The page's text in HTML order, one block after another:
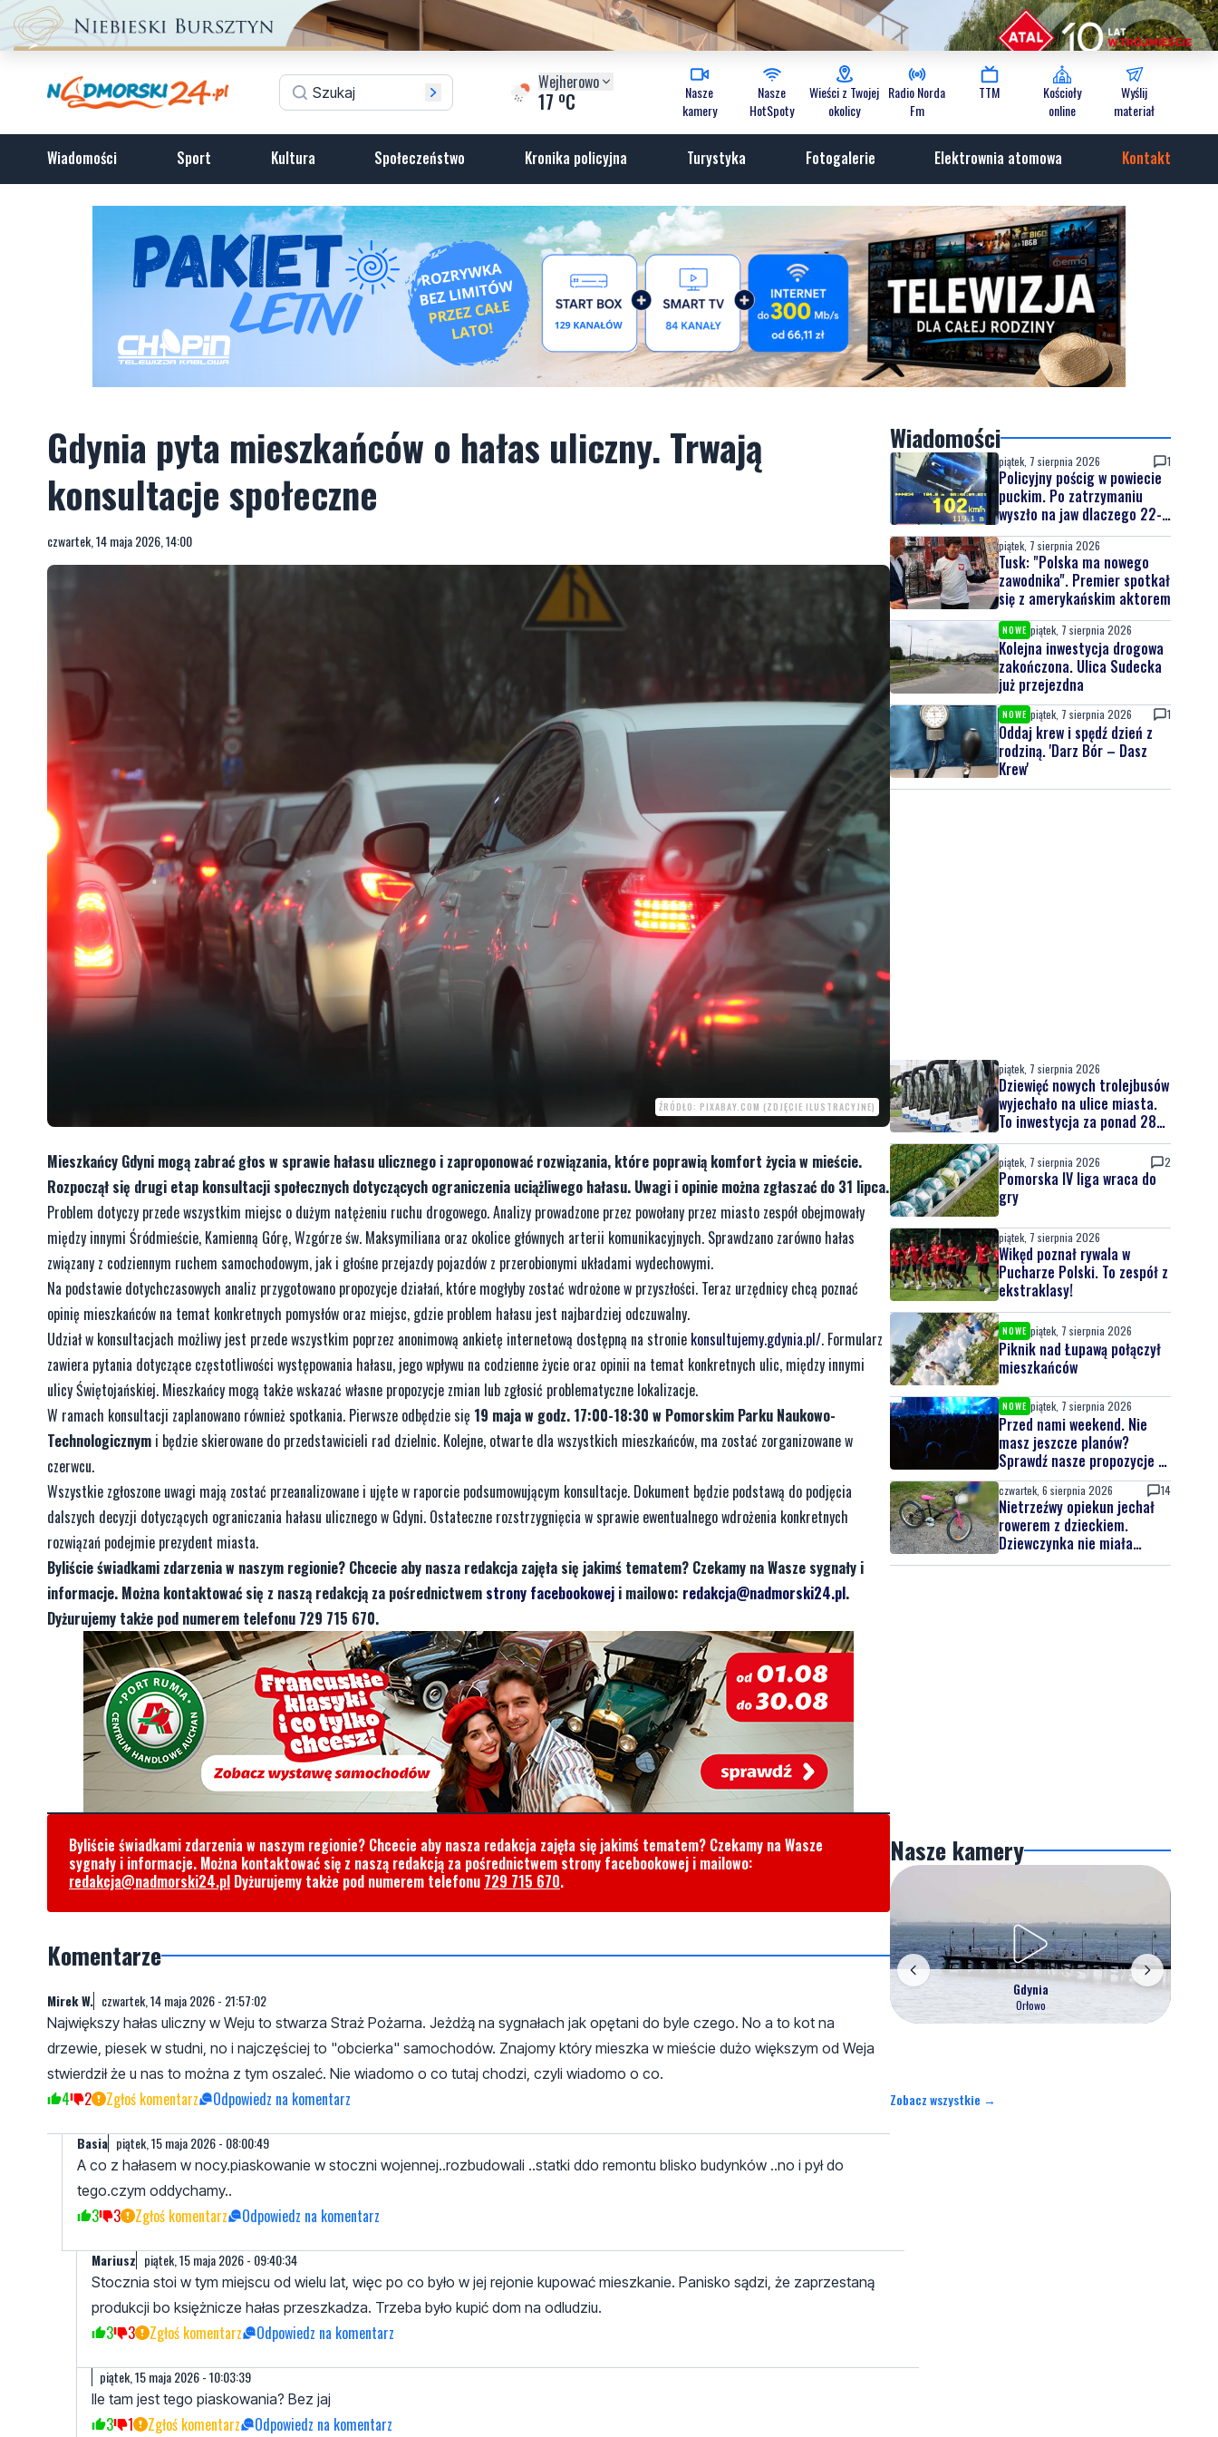
Wejherowo
17 oC
Nasze
kamery
Nasze
HotSpoty
Wieści z Twojej
okolicy
Radio Norda
Fm
TTM
Kościoły
online
Wyślij
materiał
Wiadomości Sport Kultura Społeczeństwo Kronika policyjna Turystyka Fotogalerie Elektrownia atomowa Kontakt
Gdynia pyta mieszkańców o hałas uliczny. Trwają
konsultacje społeczne
czwartek, 14 maja 2026, 14:00
ŹRÓDŁO: PIXABAY.COM (ZDJĘCIE ILUSTRACYJNE)
Mieszkańcy Gdyni mogą zabrać głos w sprawie hałasu ulicznego i zaproponować rozwiązania, które poprawią komfort życia w mieście.
Rozpoczął się drugi etap konsultacji społecznych dotyczących ograniczenia uciążliwego hałasu. Uwagi i opinie można zgłaszać do 31 lipca.
Problem dotyczy przede wszystkim miejsc o dużym natężeniu ruchu drogowego. Analizy prowadzone przez powołany przez miasto zespół obejmowały
między innymi Śródmieście, Kamienną Górę, Wzgórze św. Maksymiliana oraz okolice głównych arterii komunikacyjnych. Sprawdzano zarówno hałas
związany z codziennym ruchem samochodowym, jak i głośne przejazdy pojazdów z przerobionymi układami wydechowymi.
Na podstawie dotychczasowych analiz przygotowano propozycje działań, które mogłyby zostać wdrożone w przyszłości. Teraz urzędnicy chcą poznać
opinię mieszkańców na temat konkretnych pomysłów oraz miejsc, gdzie problem hałasu jest najbardziej odczuwalny.
Udział w konsultacjach możliwy jest przede wszystkim poprzez anonimową ankietę internetową dostępną na stronie konsultujemy.gdynia.pl/. Formularz
zawiera pytania dotyczące częstotliwości występowania hałasu, jego wpływu na codzienne życie oraz opinii na temat konkretnych ulic, między innymi
ulicy Świętojańskiej. Mieszkańcy mogą także wskazać własne propozycje zmian lub zgłosić problematyczne lokalizacje.
W ramach konsultacji zaplanowano również spotkania. Pierwsze odbędzie się 19 maja w godz. 17:00-18:30 w Pomorskim Parku Naukowo-
Technologicznym i będzie skierowane do przedstawicieli rad dzielnic. Kolejne, otwarte dla wszystkich mieszkańców, ma zostać zorganizowane w
czerwcu.
Wszystkie zgłoszone uwagi mają zostać przeanalizowane i ujęte w raporcie podsumowującym konsultacje. Dokument będzie podstawą do podjęcia
dalszych decyzji dotyczących ograniczania hałasu ulicznego w Gdyni. Ostateczne rozstrzygnięcia w sprawie ewentualnego wdrożenia konkretnych
rozwiązań podejmie prezydent miasta.
Byliście świadkami zdarzenia w naszym regionie? Chcecie aby nasza redakcja zajęła się jakimś tematem? Czekamy na Wasze sygnały i
informacje. Można kontaktować się z naszą redakcją za pośrednictwem strony facebookowej i mailowo: redakcja@nadmorski24.pl.
Dyżurujemy także pod numerem telefonu 729 715 670.
Byliście świadkami zdarzenia w naszym regionie? Chcecie aby nasza redakcja zajęła się jakimś tematem? Czekamy na Wasze
sygnały i informacje. Można kontaktować się z naszą redakcją za pośrednictwem strony facebookowej i mailowo:
redakcja@nadmorski24.pl Dyżurujemy także pod numerem telefonu 729 715 670.
Komentarze
Mirek W. czwartek, 14 maja 2026 - 21:57:02
Największy hałas uliczny w Weju to stwarza Straż Pożarna. Jeżdżą na sygnałach jak opętani do byle czego. No a to kot na
drzewie, piesek w studni, no i najczęściej to "obcierka" samochodów. Znajomy który mieszka w mieście dużo większym od Weja
stwierdził że u nas to można z tym oszaleć. Nie wiadomo o co tutaj chodzi, czyli wiadomo o co.
4 2 Zgłoś komentarz Odpowiedz na komentarz
Basia piątek, 15 maja 2026 - 08:00:49
A co z hałasem w nocy.piaskowanie w stoczni wojennej..rozbudowali ..statki ddo remontu blisko budynków ..no i pył do
tego.czym oddychamy..
3 3 Zgłoś komentarz Odpowiedz na komentarz
Mariusz piątek, 15 maja 2026 - 09:40:34
Stocznia stoi w tym miejscu od wielu lat, więc po co było w jej rejonie kupować mieszkanie. Panisko sądzi, że zaprzestaną
produkcji bo księżnicze hałas przeszkadza. Trzeba było kupić dom na odludziu.
3 3 Zgłoś komentarz Odpowiedz na komentarz
piątek, 15 maja 2026 - 10:03:39
Ile tam jest tego piaskowania? Bez jaj
3 1 Zgłoś komentarz Odpowiedz na komentarz
Wiadomości
piątek, 7 sierpnia 2026 1
Policyjny pościg w powiecie
puckim. Po zatrzymaniu
wyszło na jaw dlaczego 22-
latek uciekał
piątek, 7 sierpnia 2026
Tusk: "Polska ma nowego
zawodnika". Premier spotkał
się z amerykańskim aktorem
NOWE piątek, 7 sierpnia 2026
Kolejna inwestycja drogowa
zakończona. Ulica Sudecka
już przejezdna
NOWE piątek, 7 sierpnia 2026 1
Oddaj krew i spędź dzień z
rodziną. 'Darz Bór – Dasz
Krew'
piątek, 7 sierpnia 2026
Dziewięć nowych trolejbusów
wyjechało na ulice miasta.
To inwestycja za ponad 28
mln zł
piątek, 7 sierpnia 2026 2
Pomorska IV liga wraca do
gry
piątek, 7 sierpnia 2026
Wikęd poznał rywala w
Pucharze Polski. To zespół z
ekstraklasy!
NOWE piątek, 7 sierpnia 2026
Piknik nad Łupawą połączył
mieszkańców
NOWE piątek, 7 sierpnia 2026
Przed nami weekend. Nie
masz jeszcze planów?
Sprawdź nasze propozycje w
powiecie wejherowskim i
puckim
czwartek, 6 sierpnia 2026 14
Nietrzeźwy opiekun jechał
rowerem z dzieckiem.
Dziewczynka nie miała
kasku
Nasze kamery
Gdynia
Orłowo
Zobacz wszystkie →